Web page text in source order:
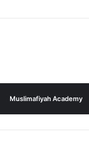
Muslimafiyah Academy